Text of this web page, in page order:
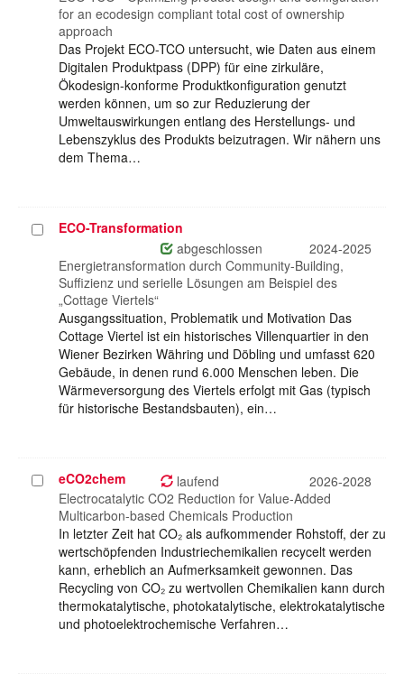
for an ecodesign compliant total cost of ownership
approach
Das Projekt ECO-TCO untersucht, wie Daten aus einem
Digitalen Produktpass (DPP) für eine zirkuläre,
Ökodesign-konforme Produktkonfiguration genutzt
werden können, um so zur Reduzierung der
Umweltauswirkungen entlang des Herstellungs- und
Lebenszyklus des Produkts beizutragen. Wir nähern uns
dem Thema…
ProjektECO-Transformation
abgeschlossen
2024-2025
Energietransformation durch Community-Building,
Suffizienz und serielle Lösungen am Beispiel des
„Cottage Viertels“
Ausgangssituation, Problematik und Motivation Das
Cottage Viertel ist ein historisches Villenquartier in den
Wiener Bezirken Währing und Döbling und umfasst 620
Gebäude, in denen rund 6.000 Menschen leben. Die
Wärmeversorgung des Viertels erfolgt mit Gas (typisch
für historische Bestandsbauten), ein…
Projekt
auswählen
eCO2chem laufend
2026-2028
Electrocatalytic CO2 Reduction for Value-Added
Multicarbon-based Chemicals Production
In letzter Zeit hat CO₂ als aufkommender Rohstoff, der zu
wertschöpfenden Industriechemikalien recycelt werden
kann, erheblich an Aufmerksamkeit gewonnen. Das
Recycling von CO₂ zu wertvollen Chemikalien kann durch
thermokatalytische, photokatalytische, elektrokatalytische
und photoelektrochemische Verfahren…